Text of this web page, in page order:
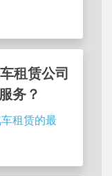
租赁公司
务？
租赁的最